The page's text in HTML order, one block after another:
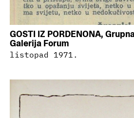
GOSTI IZ PORDENONA,
Galerija Forum
listopad 1971.